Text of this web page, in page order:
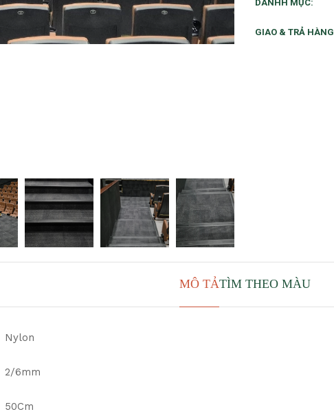
DANHH MỤC:
GIAO & TRẢ HÀNG
MÔ TẢTÌM THEO MÀU
Nylon
2/6mm
50Cm